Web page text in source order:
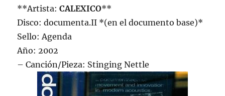
**Artista:CALEXICO**
Disco: documenta.II *(en el documento base)*
Sello: Agenda
Año: 2002
– Canción/Pieza: Stinging Nettle